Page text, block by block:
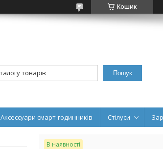
Кошик
Пошук
Аксессуари смарт-годинників Стілуси
В наявності